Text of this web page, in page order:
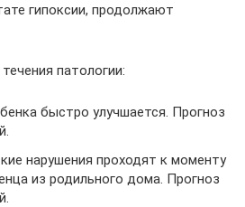
гипоксии, продолжают
патологии:
быстро улучшается. Прогноз
нарушения проходят к моменту
из родильного дома. Прогноз